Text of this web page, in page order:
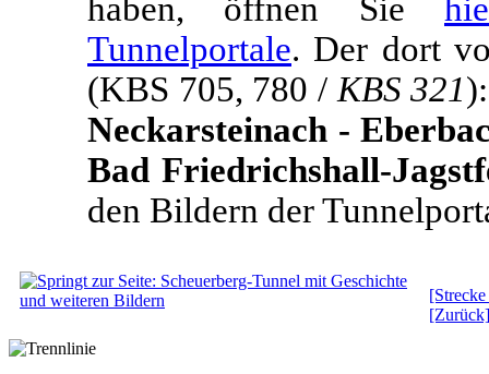
haben, öffnen Sie
Tunnelportale. Der dort
(KBS 705, 780 / KBS 321
Neckarsteinach -
Bad Friedrichshall-
den Bildern der
[Zurück]